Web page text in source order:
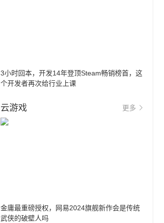
3小时回本，开发14年登顶Steam畅销榜首，这
个开发者再次给行业上课
云游戏 更多
金庸最重磅授权，网易2024旗舰新作会是传统
武侠的破壁人吗